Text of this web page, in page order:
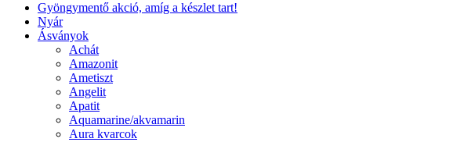
Gyöngymentő akció, amíg a készlet tart!
Nyár
Ásványok
Achát
Amazonit
Ametiszt
Angelit
Apatit
Aquamarine/akvamarin
Aura kvarcok